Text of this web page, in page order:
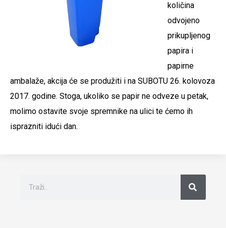
količina
odvojeno
prikupljenog
papira i
papirne
ambalaže, akcija će se produžiti i na SUBOTU 26. kolovoza
2017. godine. Stoga, ukoliko se papir ne odveze u petak,
molimo ostavite svoje spremnike na ulici te ćemo ih
isprazniti idući dan.